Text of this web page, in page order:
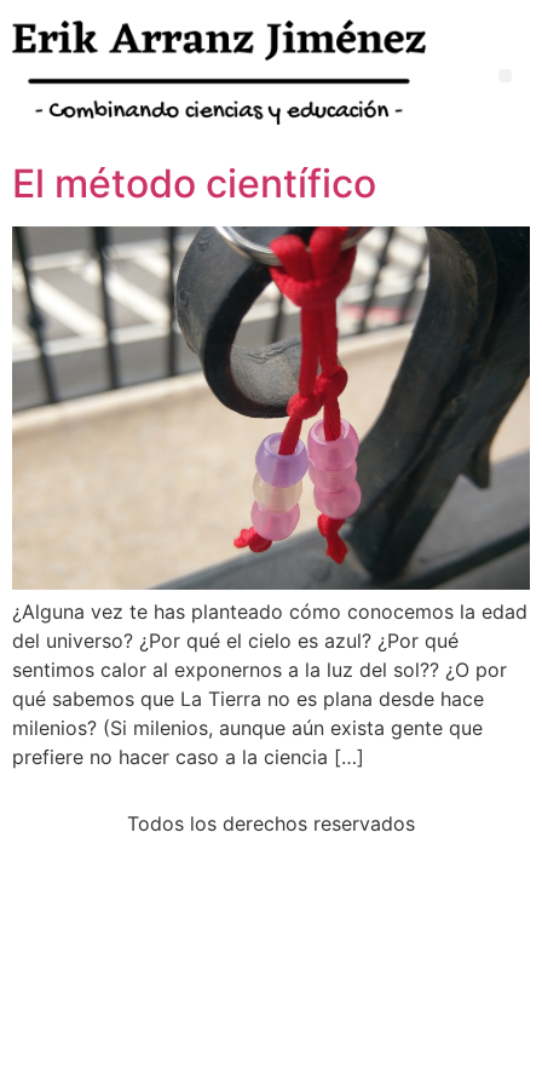
El método científico
¿Alguna vez te has planteado cómo conocemos la edad
del universo? ¿Por qué el cielo es azul? ¿Por qué
sentimos calor al exponernos a la luz del sol?? ¿O por
qué sabemos que La Tierra no es plana desde hace
milenios? (Si milenios, aunque aún exista gente que
prefiere no hacer caso a la ciencia […]
Todos los derechos reservados